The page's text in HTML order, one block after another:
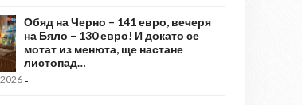
Обяд на Черно – 141 евро, вечеря
на Бяло – 130 евро! И докато се
мотат из менюта, ще настане
листопад…
-